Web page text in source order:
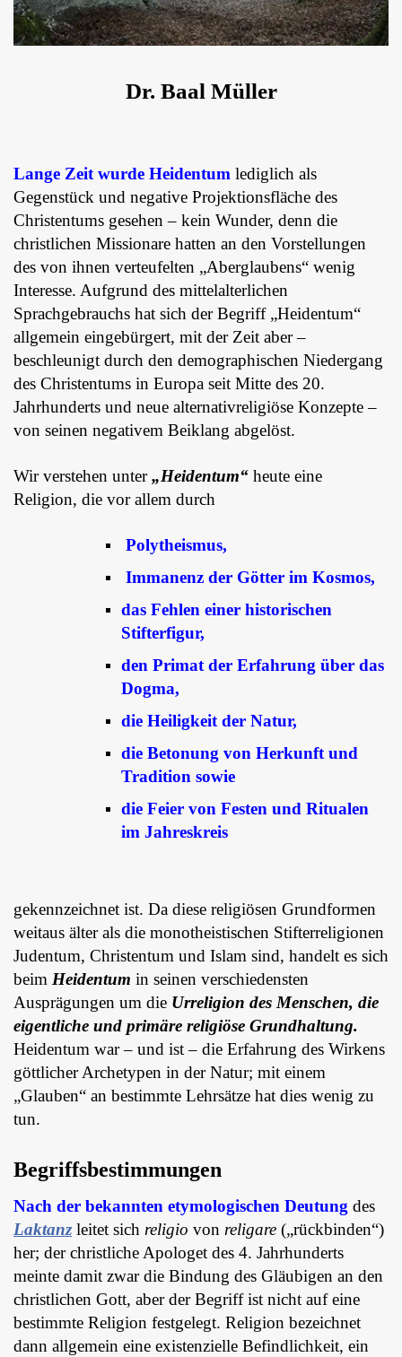
Dr. Baal Müller
Lange Zeit wurde Heidentum lediglich als
Gegenstück und negative Projektionsfläche des
Christentums gesehen – kein Wunder, denn die
christlichen Missionare hatten an den Vorstellungen
des von ihnen verteufelten „Aberglaubens“ wenig
Interesse. Aufgrund des mittelalterlichen
Sprachgebrauchs hat sich der Begriff „Heidentum“
allgemein eingebürgert, mit der Zeit aber –
beschleunigt durch den demographischen Niedergang
des Christentums in Europa seit Mitte des 20.
Jahrhunderts und neue alternativreligiöse Konzepte –
von seinen negativem Beiklang abgelöst.
Wir verstehen unter„Heidentum“ heute eine
Religion, die vor allem durch
Polytheismus,
Immanenz der Götter im Kosmos,
das Fehlen einer historischen
Stifterfigur,
den Primat der Erfahrung über das
Dogma,
die Heiligkeit der Natur,
die Betonung von Herkunft und
Tradition sowie
die Feier von Festen und Ritualen
im Jahreskreis
gekennzeichnet ist. Da diese religiösen Grundformen
weitaus älter als die monotheistischen Stifterreligionen
Judentum, Christentum und Islam sind, handelt es sich
beim Heidentum in seinen verschiedensten
Ausprägungen um die Urreligion des Menschen, die
eigentliche und primäre religiöse Grundhaltung.
Heidentum war – und ist – die Erfahrung des Wirkens
göttlicher Archetypen in der Natur; mit einem
„Glauben“ an bestimmte Lehrsätze hat dies wenig zu
tun.
Begriffsbestimmungen
Nach der bekannten etymologischen Deutung des
Laktanzleitet sich religio von religare („rückbinden“)
her; der christliche Apologet des 4. Jahrhunderts
meinte damit zwar die Bindung des Gläubigen an den
christlichen Gott, aber der Begriff ist nicht auf eine
bestimmte Religion festgelegt. Religion bezeichnet
dann allgemein eine existenzielle Befindlichkeit, ein